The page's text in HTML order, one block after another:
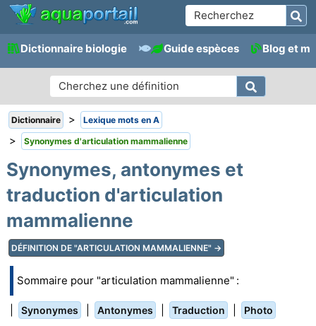
Dictionnaire biologie Guide espèces Blog et
Dictionnaire > Lexique mots en A
> Synonymes d'articulation mammalienne
Synonymes, antonymes et
traduction d'articulation
mammalienne
DÉFINITION DE "ARTICULATION MAMMALIENNE" →
Sommaire pour "articulation mammalienne" :
Synonymes Antonymes Traduction Photo